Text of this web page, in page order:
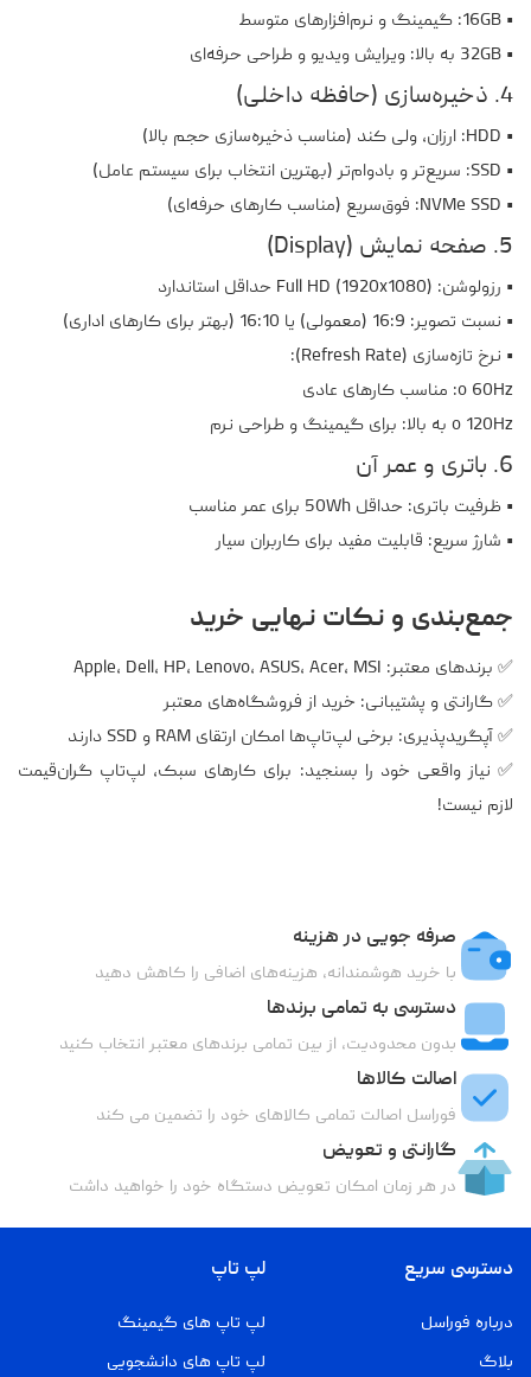
• 16GB: گیمینگ و نرم‌افزارهای متوسط
• 32GB به بالا: ویرایش ویدیو و طراحی حرفه‌ای
4. ذخیره‌سازی (حافظه داخلی)
• HDD: ارزان، ولی کند (مناسب ذخیره‌سازی حجم بالا)
• SSD: سریع‌تر و بادوام‌تر (بهترین انتخاب برای سیستم عامل)
• NVMe SSD: فوق‌سریع (مناسب کارهای حرفه‌ای)
5. صفحه نمایش (Display)
• رزولوشن: Full HD (1920x1080) حداقل استاندارد
• نسبت تصویر: 16:9 (معمولی) یا 16:10 (بهتر برای کارهای اداری)
• نرخ تازه‌سازی (Refresh Rate):
o 60Hz: مناسب کارهای عادی
o 120Hz به بالا: برای گیمینگ و طراحی نرم
6. باتری و عمر آن
• ظرفیت باتری: حداقل 50Wh برای عمر مناسب
• شارژ سریع: قابلیت مفید برای کاربران سیار
جمع‌بندی و نکات نهایی خرید
✅ برندهای معتبر: Apple، Dell، HP، Lenovo، ASUS، Acer، MSI
✅ گارانتی و پشتیبانی: خرید از فروشگاه‌های معتبر
✅ آپگریدپذیری: برخی لپ‌تاپ‌ها امکان ارتقای RAM و SSD دارند
✅ نیاز واقعی خود را بسنجید: برای کارهای سبک، لپ‌تاپ گران‌قیمت
لازم نیست!
صرفه جویی در هزینه
با خرید هوشمندانه، هزینه‌های اضافی را کاهش دهید
دسترسی به تمامی برندها
بدون محدودیت، از بین تمامی برندهای معتبر انتخاب کنید
اصالت کالاها
فوراسل اصالت تمامی کالاهای خود را تضمین می کند
گارانتی و تعویض
در هر زمان امکان تعویض دستگاه خود را خواهید داشت
دسترسی سریع
درباره فوراسل
بلاگ
لپ تاپ
لپ تاپ های گیمینگ
لپ تاپ های دانشجویی